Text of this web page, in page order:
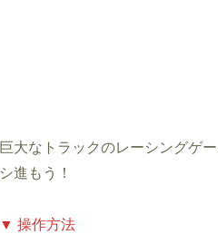
巨大なトラックのレーシングゲ
シ進もう！
▼ 操作方法